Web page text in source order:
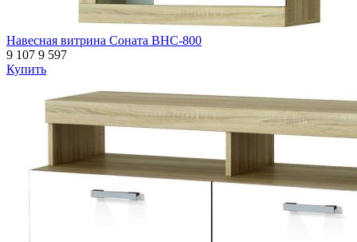
Навесная витрина Соната ВНС-800
9 107 9 597
Купить